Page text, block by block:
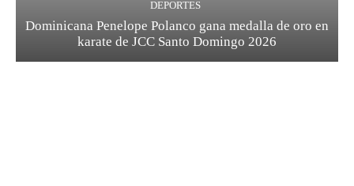
DEPORTES
Dominicana Penelope Polanco gana medalla de oro en
karate de JCC Santo Domingo 2026